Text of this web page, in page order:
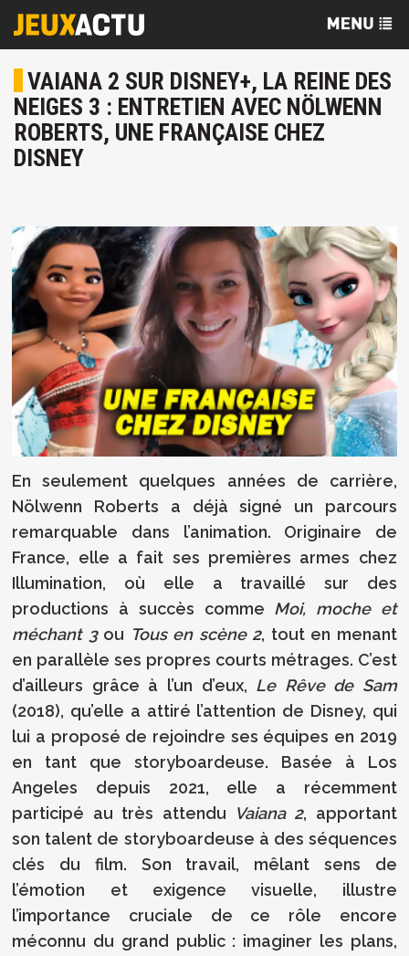
VAIANA 2 SUR DISNEY+, LA REINE DES
NEIGES 3 : ENTRETIEN AVEC NÖLWENN
ROBERTS, UNE FRANÇAISE CHEZ
DISNEY
En seulement quelques années de carrière,
Nölwenn Roberts a déjà signé un parcours
remarquable dans l’animation. Originaire de
France, elle a fait ses premières armes chez
Illumination, où elle a travaillé sur des
productions à succès comme Moi, moche et
méchant 3ou Tous en scène 2, tout en menant
en parallèle ses propres courts métrages. C’est
d’ailleurs grâce à l’un d’eux, Le Rêve de Sam
(2018), qu’elle a attiré l’attention de Disney, qui
lui a proposé de rejoindre ses équipes en 2019
en tant que storyboardeuse. Basée à Los
Angeles depuis 2021, elle a récemment
participé au très attendu
Vaiana 2, apportant
son talent de storyboardeuse à des séquences
clés du film. Son travail, mêlant sens de
l’émotion et exigence visuelle, illustre
l’importance cruciale de ce rôle encore
méconnu du grand public : imaginer les plans,